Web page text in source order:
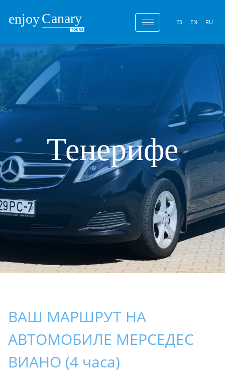
ES EN RU
Тенерифе
ВАШ МАРШРУТ НА
АВТОМОБИЛЕ МЕРСЕДЕС
ВИАНО (4 часа)